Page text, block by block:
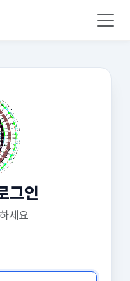
그인
세요